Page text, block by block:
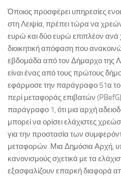
Όποιος προσφέρει υπηρεσίες
στη Λειψία, πρέπει τώρα να
ευρώ και δύο ευρώ επιπλέον ανά
διοικητική απόφαση που
εβδομάδα από τον Δήμαρχο της
είναι ένας από τους πρώτους
εφάρμοσε την παράγραφο 51α
περί μεταφοράς επιβατών
παράγραφο 1, ότι μια αρχή
μπορεί να ορίσει ελάχιστες
για την προστασία των
μεταφορών. Μια Δημόσια Αρχή,
κανονισμούς σχετικά με τα
εξασφαλίζουν επαρκή διαφορά